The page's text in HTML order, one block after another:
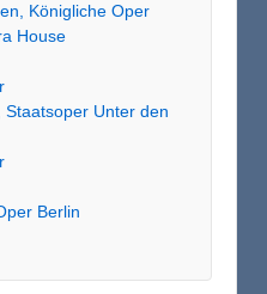
Königliche Oper
House
Unter den
Berlin